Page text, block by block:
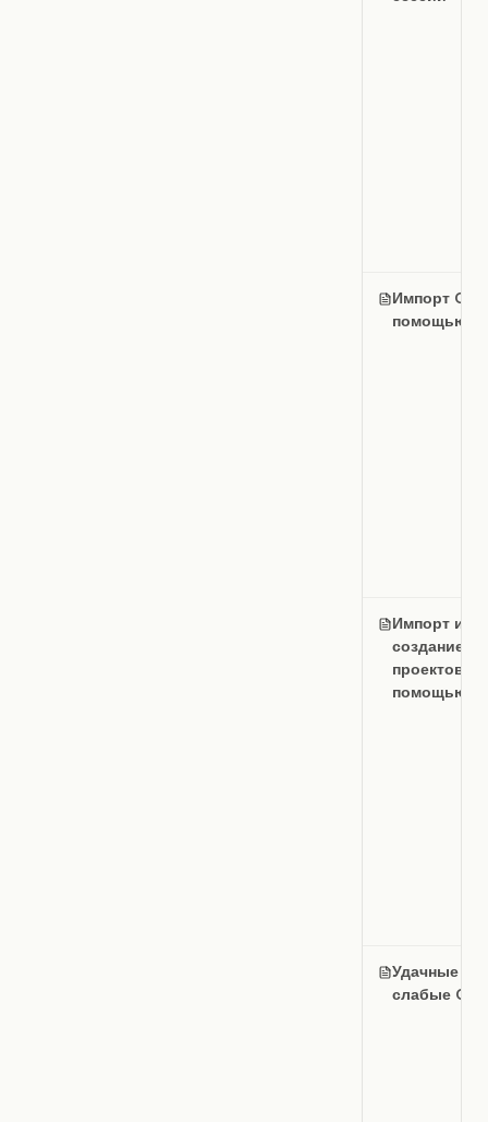
Импорт
помощью
Импорт и
создание
проектов с
помощью
Удачные и
слабые OKR